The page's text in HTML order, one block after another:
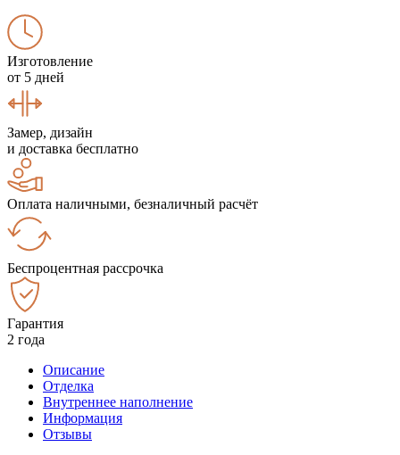
Изготовление
от 5 дней
Замер, дизайн
и доставка бесплатно
Оплата наличными, безналичный расчёт
Беспроцентная рассрочка
Гарантия
2 года
Описание
Отделка
Внутреннее наполнение
Информация
Отзывы